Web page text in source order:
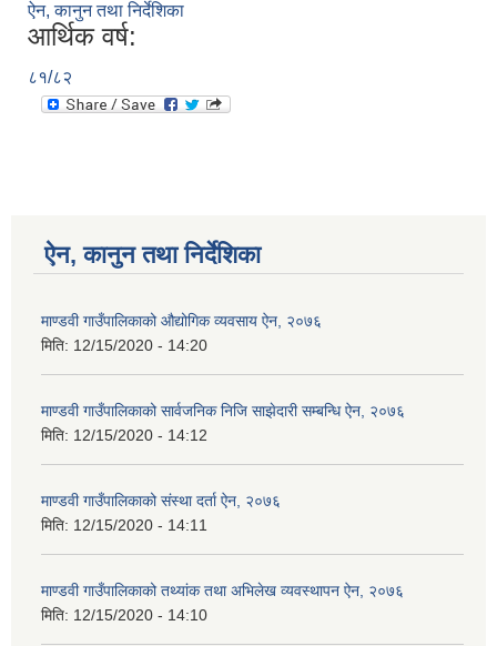
ऐन, कानुन तथा निर्देशिका
आर्थिक वर्ष:
८१/८२
ऐन, कानुन तथा निर्देशिका
माण्डवी गाउँपालिकाको औद्योगिक व्यवसाय ऐन, २०७६
मिति: 12/15/2020 - 14:20
माण्डवी गाउँपालिकाको सार्वजनिक निजि साझेदारी सम्बन्धि ऐन, २०७६
मिति: 12/15/2020 - 14:12
माण्डवी गाउँपालिकाको संस्था दर्ता ऐन, २०७६
मिति: 12/15/2020 - 14:11
माण्डवी गाउँपालिकाको तथ्यांक तथा अभिलेख व्यवस्थापन ऐन, २०७६
मिति: 12/15/2020 - 14:10